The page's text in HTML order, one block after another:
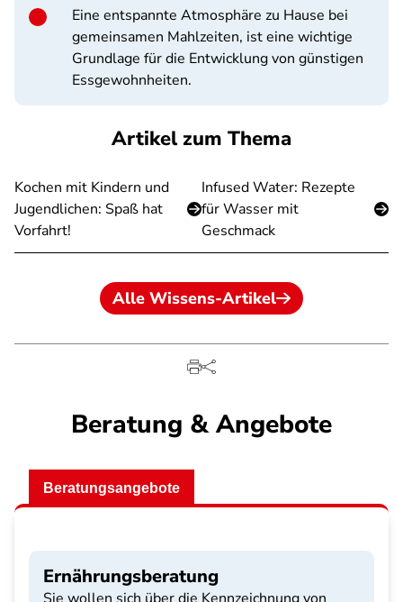
Eine entspannte Atmosphäre zu Hause bei
gemeinsamen Mahlzeiten, ist eine wichtige
Grundlage für die Entwicklung von günstigen
Essgewohnheiten.
Artikel zum Thema
Kochen mit Kindern und
Jugendlichen: Spaß hat
Vorfahrt!
Infused Water: Rezepte
für Wasser mit
Geschmack
Alle Wissens-Artikel
Beratung & Angebote
Beratungsangebote
Ernährungsberatung